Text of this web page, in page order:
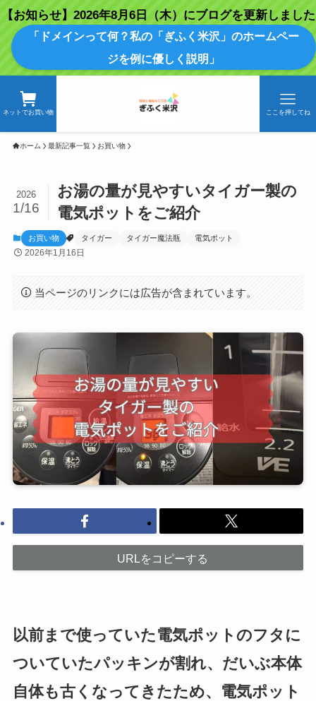
【お知らせ】2026年8月6日（木）にブログを更新しました
「ドメインって何？私の「ぎふく米沢」のホームペー
ジを例に優しく説明」
ネットでお買い物 ここを押してね
ホーム 最新記事一覧 お買い物
お湯の量が見やすいタイガー製の
電気ポットをご紹介
2026
1/16
お買い物 タイガー タイガー魔法瓶 電気ポット
2026年1月16日
当ページのリンクには広告が含まれています。
URLをコピーする
以前まで使っていた電気ポットのフタに
ついていたパッキンが割れ、だいぶ本体
自体も古くなってきたため、電気ポット